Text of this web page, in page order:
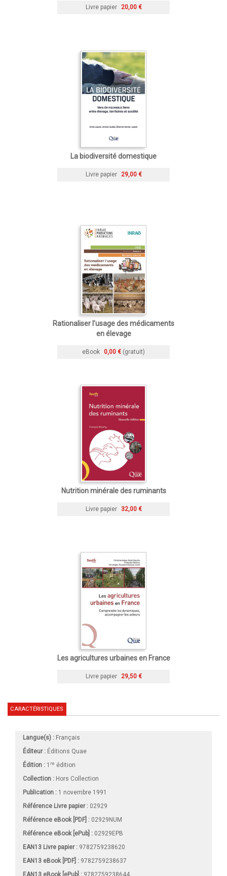
Livre papier 20,00 €
La biodiversité domestique
Livre papier 29,00 €
Rationaliser l’usage des médicaments
en élevage
eBook 0,00 € (gratuit)
Nutrition minérale des ruminants
Livre papier 32,00 €
Les agricultures urbaines en France
Livre papier 29,50 €
CARACTÉRISTIQUES
Langue(s) : Français
Éditeur : Éditions Quae
Édition : 1 re édition
Collection : Hors Collection
Publication : 1 novembre 1991
Référence Livre papier : 02929
Référence eBook [PDF] : 02929NUM
Référence eBook [ePub] : 02929EPB
EAN13 Livre papier : 9782759238620
EAN13 eBook [PDF] : 9782759238637